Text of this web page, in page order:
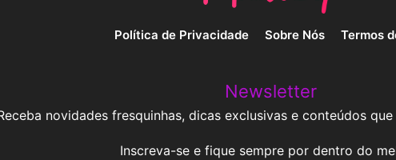
Política de Privacidade Sobre Nós Termos
Newsletter
novidades fresquinhas, dicas exclusivas e conteúdos
Inscreva-se e fique sempre por dentro do